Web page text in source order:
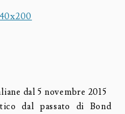
dal 5 novembre 2015
dal passato di Bond